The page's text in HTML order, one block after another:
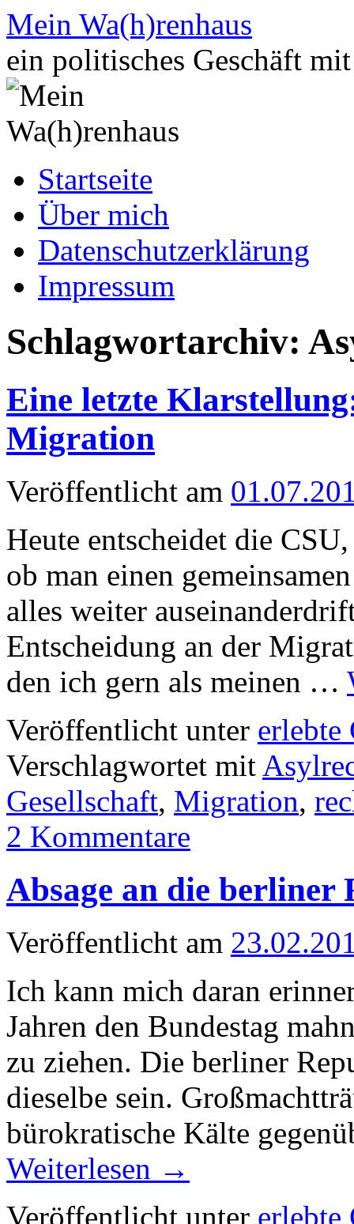
Zum
Inhalt
springen
Mein Wa(h)renhaus
ein politisches Geschäft
Startseite
Über mich
Datenschutzerklärung
Impressum
Schlagwortarchiv:
Eine letzte
Migration
Veröffentlicht am
Heute entscheidet die
ob man einen
alles weiter
Entscheidung an der
den ich gern als meinen …
Veröffentlicht unter erlebte
Verschlagwortet mit
Gesellschaft, Migration,
2 Kommentare
Absage an die berliner
Veröffentlicht am
Ich kann mich daran
Jahren den Bundestag
zu ziehen. Die berliner
dieselbe sein.
bürokratische Kälte
Weiterlesen →
Veröffentlicht unter erlebte